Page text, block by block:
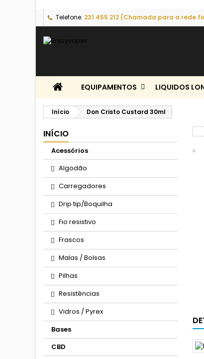
Telefone: 231 455 212 (Chamada para a rede
EQUIPAMENTOS LIQUIDOS
Início Don Cristo Custard 30ml
INÍCIO
Acessórios
Algodão
Carregadores
Drip tip/Boquilha
Fio resistivo
Frascos
Malas / Bolsas
Pilhas
Resistências
Vidros / Pyrex
Bases
CBD